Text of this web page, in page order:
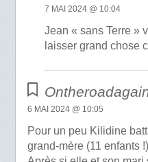
7 MAI 2024 @ 10:04
Jean « sans Terre »
laisser grand chose
6 MAI 2024 @ 10:05
Pour un peu Kilidine
grand-mère (11 enfants !)